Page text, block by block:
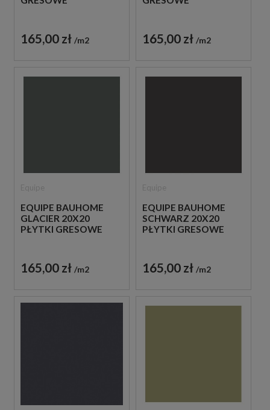
165,00 zł m2 165,00 zł m2
EQUIPE BAUHOME
GLACIER 20X20
PŁYTKI GRESOWE
165,00 zł m2
EQUIPE BAUHOME
SCHWARZ 20X20
PŁYTKI GRESOWE
165,00 zł m2